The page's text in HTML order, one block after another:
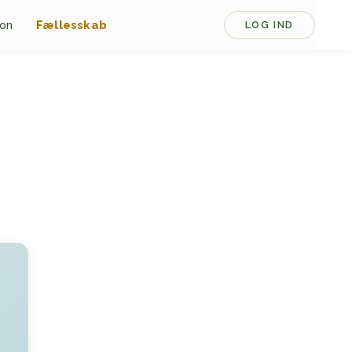
Fællesskab LOG IND